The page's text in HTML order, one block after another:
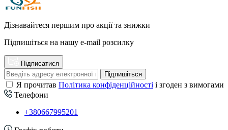
Дізнавайтеся першим про акції та знижки
Підпишіться на нашу e-mail розсилку
Підписатися
Підпишіться
Я прочитав Політика конфіденційності і згоден з вимогами
Телефони
+380667995201